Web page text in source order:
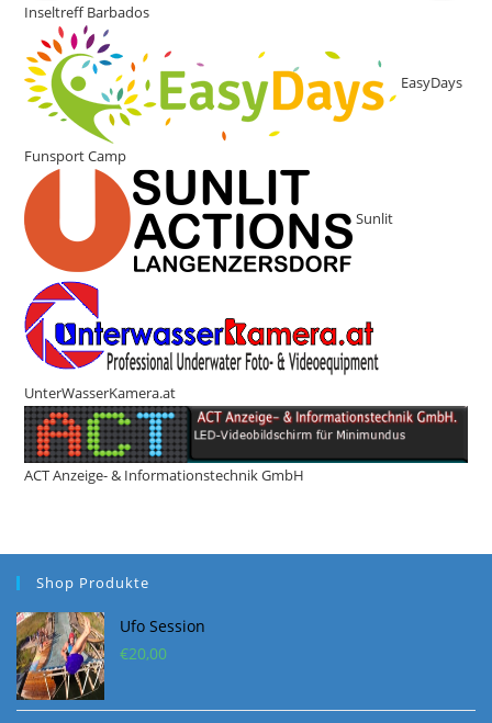
Inseltreff Barbados
EasyDays
Funsport Camp
Sunlit
UnterWasserKamera.at
ACT Anzeige- & Informationstechnik GmbH
Shop Produkte
Ufo Session
€20,00